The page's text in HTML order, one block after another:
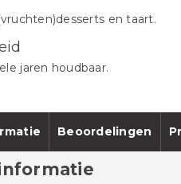
en taart.
jaren houdbaar.
Beoordelingen